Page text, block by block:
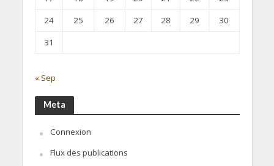
24
25 26 27 28 29
30
31
« Sep
Meta
Connexion
Flux des publications